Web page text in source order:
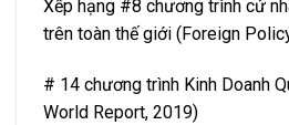
Xếp hạng #8 chương trình cử
trên toàn thế giới (Foreign
# 14 chương trình Kinh Doanh
World Report, 2019)